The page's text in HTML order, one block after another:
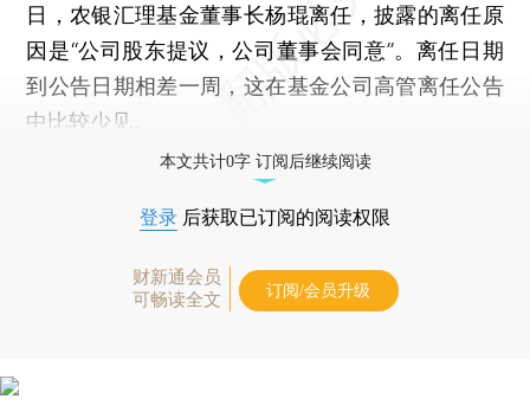
日，农银汇理基金董事长杨琨离任，披露的离任原
因是“公司股东提议，公司董事会同意”。离任日期
到公告日期相差一周，这在基金公司高管离任公告
中比较少见。
本文共计0字 订阅后继续阅读
登录 后获取已订阅的阅读权限
财新通会员
可畅读全文
订阅/会员升级